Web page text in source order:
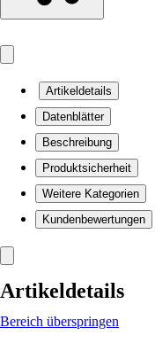
Artikeldetails
Datenblätter
Beschreibung
Produktsicherheit
Weitere Kategorien
Kundenbewertungen
Artikeldetails
Bereich überspringen